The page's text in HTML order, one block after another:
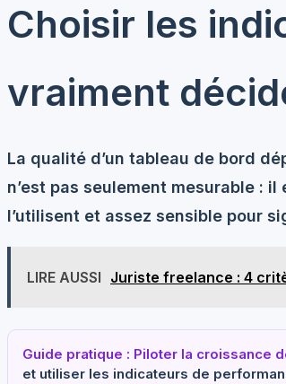
Choisir les
vraiment
La qualité d’un tableau de bord
n’est pas seulement mesurable :
l’utilisent et assez sensible pour
LIRE AUSSI Juriste freelance : 4
Guide pratique : Piloter la croissance
et utiliser les indicateurs de